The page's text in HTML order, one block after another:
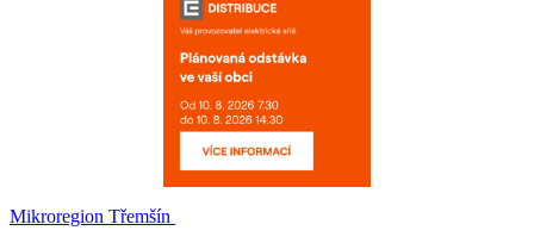
Mikroregion Třemšín